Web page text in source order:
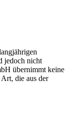
jedoch nicht
übernimmt keine
die aus der